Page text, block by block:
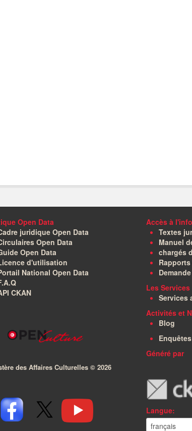
Open Data
juridique Open Data
Open Data
Open Data
d'utilisation
National Open Data
CKAN
des Affaires Culturelles © 2026
Accès à
Textes
Manuel
chargés
Les Services
Services
Activités et
Blog
Généré par
Langue